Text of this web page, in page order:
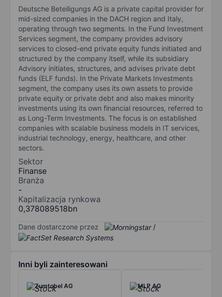
Deutsche Beteiligungs AG is a private capital provider for
mid-sized companies in the DACH region and Italy,
operating through two segments. In the Fund Investment
Services segment, the company provides advisory
services to closed-end private equity funds initiated and
structured by the company itself, while its subsidiary
Advisory initiates, structures, and advises private debt
funds (ELF funds). In the Private Markets Investments
segment, the company uses its own assets to provide
private equity or private debt and also makes minority
investments using its own financial resources, referred to
as Long-Term Investments. The focus is on established
companies with scalable business models in IT services,
industrial technology, energy, healthcare, and other
sectors.
Sektor
Finanse
Branża
-
Kapitalizacja rynkowa
0,378089518bn
Dane dostarczone przez /
Inni byli zainteresowani
Zumtobel AG MLP AG